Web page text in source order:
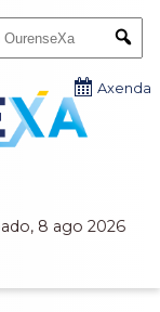
8 ago 2026
Axenda